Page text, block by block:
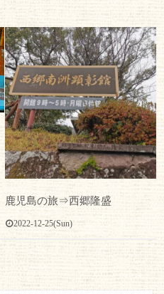
鹿児島の旅⇒西郷隆盛
2022-12-25(Sun)